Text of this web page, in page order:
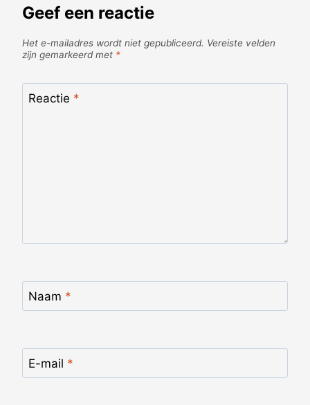
Geef een reactie
Het e-mailadres wordt niet gepubliceerd. Vereiste velden
zijn gemarkeerd met *
Reactie *
Naam *
E-mail *